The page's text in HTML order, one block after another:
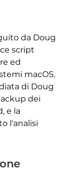
da Doug
script
ed
macOS.
di Doug
dei
e la
l'analisi